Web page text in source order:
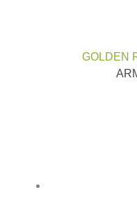
GOLDEN